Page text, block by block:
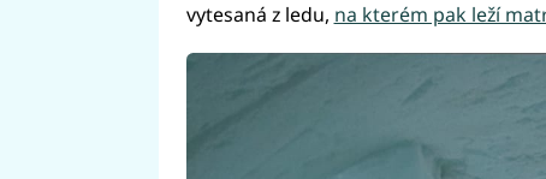
vytesaná z ledu, na kterém pak leží